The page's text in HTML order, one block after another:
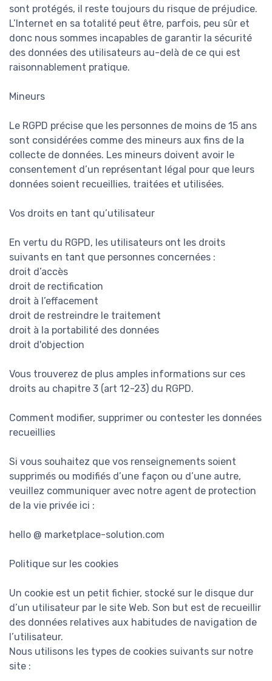
sont protégés, il reste toujours du risque de préjudice.
L’Internet en sa totalité peut être, parfois, peu sûr et
donc nous sommes incapables de garantir la sécurité
des données des utilisateurs au-delà de ce qui est
raisonnablement pratique.
Mineurs
Le RGPD précise que les personnes de moins de 15 ans
sont considérées comme des mineurs aux fins de la
collecte de données. Les mineurs doivent avoir le
consentement d’un représentant légal pour que leurs
données soient recueillies, traitées et utilisées.
Vos droits en tant qu’utilisateur
En vertu du RGPD, les utilisateurs ont les droits
suivants en tant que personnes concernées :
droit d’accès
droit de rectification
droit à l’effacement
droit de restreindre le traitement
droit à la portabilité des données
droit d'objection
Vous trouverez de plus amples informations sur ces
droits au chapitre 3 (art 12-23) du RGPD.
Comment modifier, supprimer ou contester les données
recueillies
Si vous souhaitez que vos renseignements soient
supprimés ou modifiés d’une façon ou d’une autre,
veuillez communiquer avec notre agent de protection
de la vie privée ici :
hello @ marketplace-solution.com
Politique sur les cookies
Un cookie est un petit fichier, stocké sur le disque dur
d’un utilisateur par le site Web. Son but est de recueillir
des données relatives aux habitudes de navigation de
l’utilisateur.
Nous utilisons les types de cookies suivants sur notre
site :